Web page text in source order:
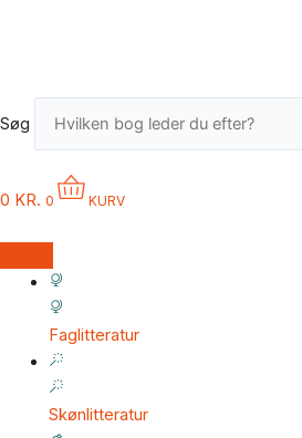
Søg
0 KR. 0 KURV
Faglitteratur
Skønlitteratur